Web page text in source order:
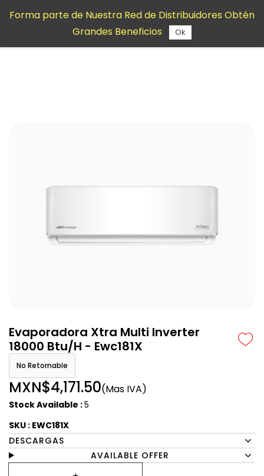
contenido
Evaporadora Xtra Multi Inverter
18000 Btu/H - Ewc181X
No Retornable
MXN$4,171.50(Mas IVA)
Stock Available :5
SKU : EWC181X
DESCARGAS
AVAILABLE OFFER
Forma parte de Nuestra Red de Distribuidores Obtén
Grandes Beneficios
Ok